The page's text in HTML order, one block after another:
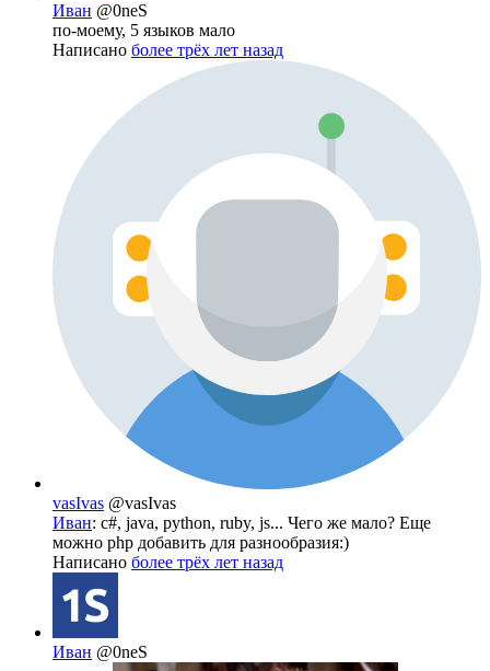
Иван @0neS
по-моему, 5 языков мало
Написано более трёх лет назад
vasIvas @vasIvas
Иван: с#, java, python, ruby, js... Чего же мало? Еще
можно php добавить для разнообразия:)
Написано более трёх лет назад
Иван @0neS